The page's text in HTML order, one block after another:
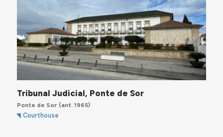
Tribunal Judicial, Ponte de Sor
Ponte de Sor (ant. 1965)
Courthouse